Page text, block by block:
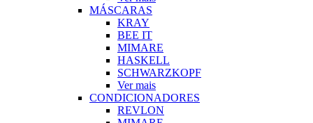
MÁSCARAS
KRAY
BEE IT
MIMARE
HASKELL
SCHWARZKOPF
Ver mais
CONDICIONADORES
REVLON